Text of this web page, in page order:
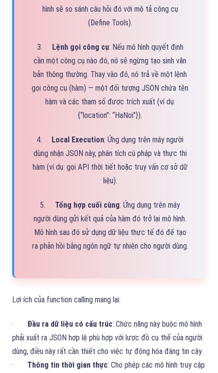
hình sẽ so sánh câu hỏi đó với mô tả công cụ
(Define Tools).
3. Lệnh gọi công cụ: Nếu mô hình quyết định
cần một công cụ nào đó, nó sẽ ngừng tạo sinh văn
bản thông thường. Thay vào đó, nó trả về một lệnh
gọi công cụ (hàm) — một đối tượng JSON chứa tên
hàm và các tham số được trích xuất (ví dụ:
{“location”: “HaNoi”}).
4. Local Execution: Ứng dụng trên máy người
dùng nhận JSON này, phân tích cú pháp và thực thi
hàm (ví dụ: gọi API thời tiết hoặc truy vấn cơ sở dữ
liệu).
5. Tổng hợp cuối cùng: Ứng dụng trên máy
người dùng gửi kết quả của hàm đó trở lại mô hình.
Mô hình sau đó sử dụng dữ liệu thực tế đó để tạo
ra phản hồi bằng ngôn ngữ tự nhiên cho người dùng.
Lợi ích của function calling mang lại:
· Đầu ra dữ liệu có cấu trúc: Chức năng này buộc mô hình
phải xuất ra JSON hợp lệ phù hợp với lược đồ cụ thể của người
dùng, điều này rất cần thiết cho việc tự động hóa đáng tin cậy.
· Thông tin thời gian thực: Cho phép các mô hình truy cập